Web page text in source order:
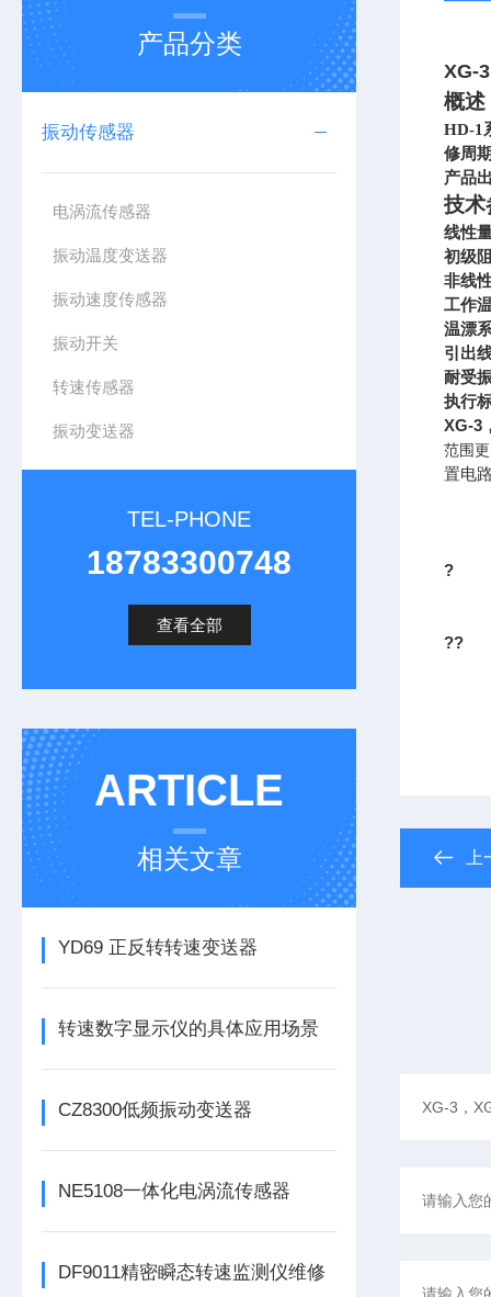
产品分类
振动传感器
电涡流传感器
振动温度变送器
振动速度传感器
振动开关
转速传感器
振动变送器
TEL-PHONE
18783300748
查看全部
ARTICLE
相关文章
YD69 正反转转速变送器
转速数字显示仪的具体应用场景
CZ8300低频振动变送器
NE5108一体化电涡流传感器
DF9011精密瞬态转速监测仪维修
XG-
概述
HD-1
修周
产品
技术
线性
初级
非线
工作
温漂
引出
耐受
执行
XG-3
范围
置电
?
??